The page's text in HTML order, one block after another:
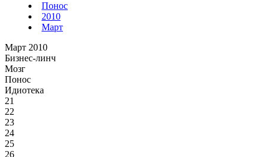
Понос
2010
Март
Март 2010
Бизнес-линч
Мозг
Понос
Идиотека
21
22
23
24
25
26